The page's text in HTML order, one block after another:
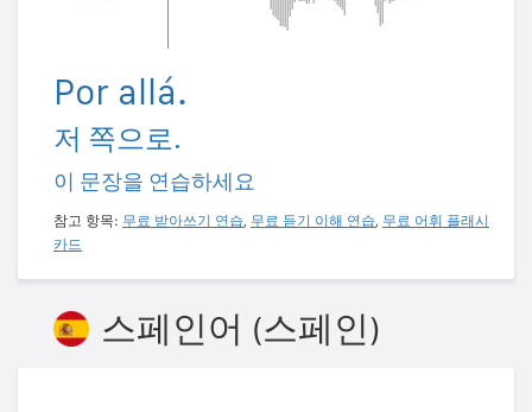
Por allá.
저 쪽으로.
이 문장을 연습하세요
참고 항목: 무료 받아쓰기 연습, 무료 듣기 이해 연습, 무료 어휘 플래시
카드
스페인어 (스페인)